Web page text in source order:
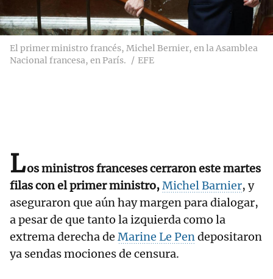
El primer ministro francés, Michel Bernier, en la Asamblea
Nacional francesa, en París.
EFE
Los ministros franceses cerraron este martes
filas con el primer ministro,Michel Barnier, y
aseguraron que aún hay margen para dialogar,
a pesar de que tanto la izquierda como la
extrema derecha de Marine Le Pendepositaron
ya sendas mociones de censura.